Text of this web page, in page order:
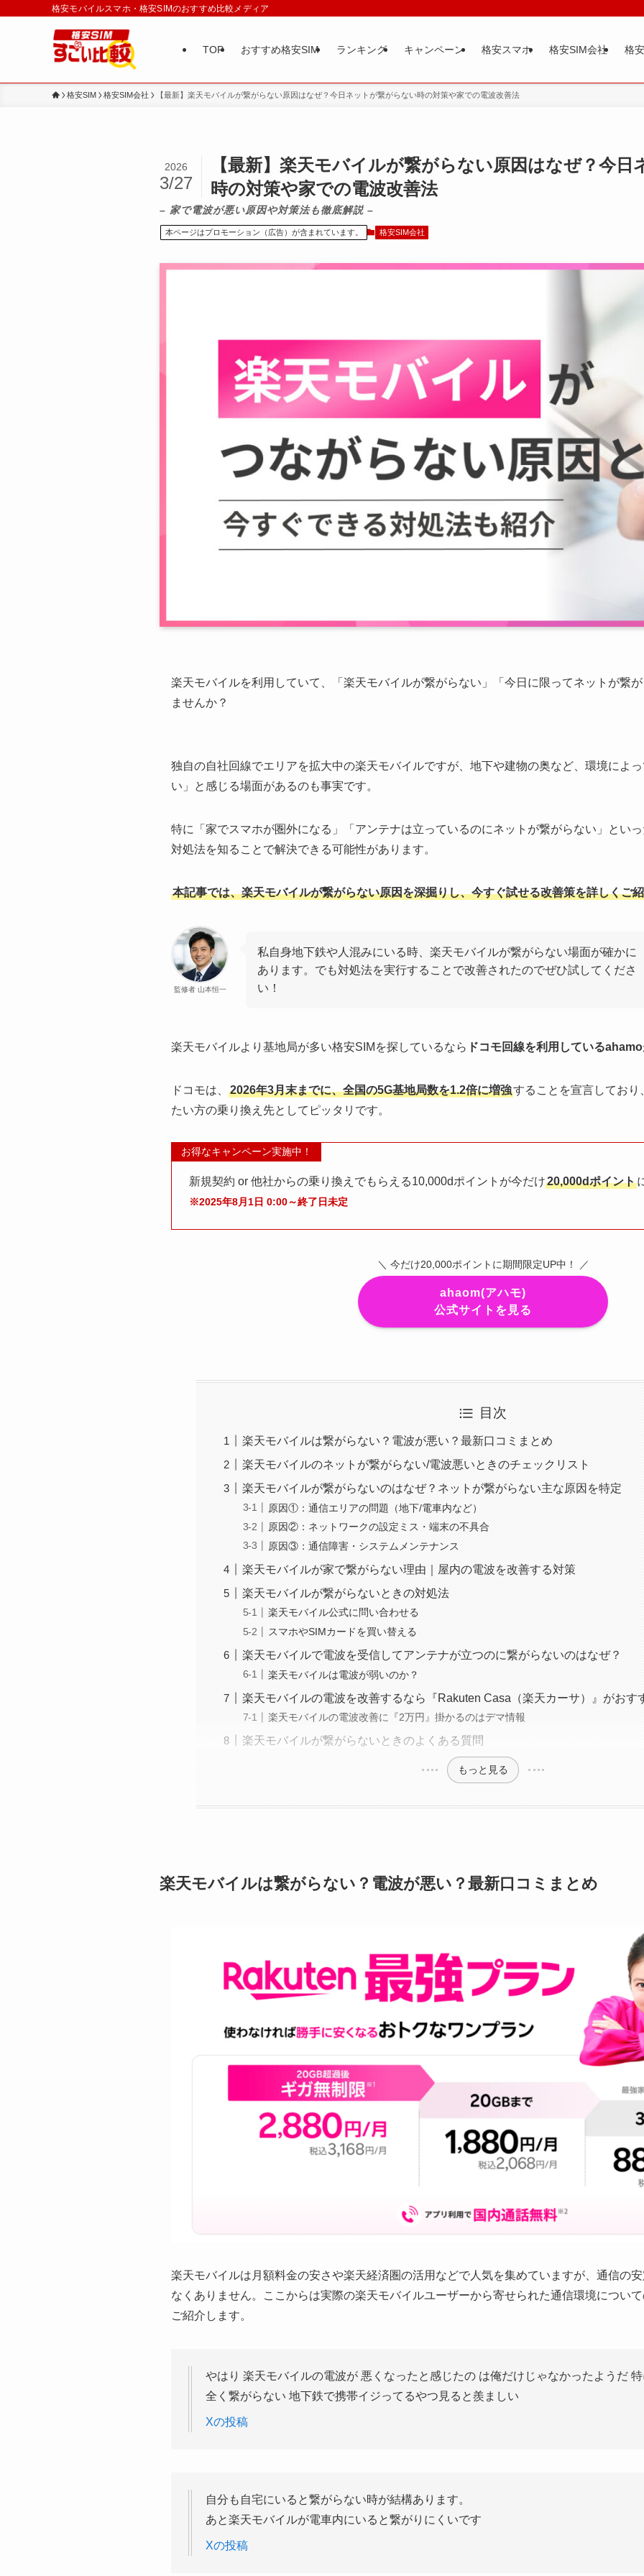
格安モバイルスマホ・格安SIMのおすすめ比較メディア
TOP おすすめ格安SIM ランキング キャンペーン 格安スマホ 格安SIM会社 格
格安SIM 格安SIM会社 【最新】楽天モバイルが繋がらない原因はなぜ？今日ネットが繋がらない時の対策や家での電波改善法
【最新】楽天モバイルが繋がらない原因はなぜ？今
時の対策や家での電波改善法
2026
3/27
– 家で電波が悪い原因や対策法も徹底解説 –
本ページはプロモーション（広告）が含まれています。 格安SIM会社
楽天モバイルを利用していて、「楽天モバイルが繋がらない」「今日に限ってネットが繋
ませんか？
独自の自社回線でエリアを拡大中の楽天モバイルですが、地下や建物の奥など、環境によ
い」と感じる場面があるのも事実です。
特に「家でスマホが圏外になる」「アンテナは立っているのにネットが繋がらない」とい
対処法を知ることで解決できる可能性があります。
本記事では、楽天モバイルが繋がらない原因を深掘りし、今すぐ試せる改善策を詳しくご
監修者 山本恒一
私自身地下鉄や人混みにいる時、楽天モバイルが繋がらない場面が確かに
あります。でも対処法を実行することで改善されたのでぜひ試してくださ
い！
楽天モバイルより基地局が多い格安SIMを探しているなら ドコモ回線を利用しているahamo
ドコモは、 2026年3月末までに、全国の5G基地局数を1.2倍に増強することを宣言してお
たい方の乗り換え先としてピッタリです。
お得なキャンペーン実施中！
新規契約 or 他社からの乗り換えでもらえる10,000dポイントが今だけ20,000dポイント
※2025年8月1日 0:00～終了日未定
＼ 今だけ20,000ポイントに期間限定UP中！ ／
ahaom(アハモ)
公式サイトを見る
目次
楽天モバイルは繋がらない？電波が悪い？最新口コミまとめ
楽天モバイルのネットが繋がらない/電波悪いときのチェックリスト
楽天モバイルが繋がらないのはなぜ？ネットが繋がらない主な原因を特定
原因①：通信エリアの問題（地下/電車内など）
原因②：ネットワークの設定ミス・端末の不具合
原因③：通信障害・システムメンテナンス
楽天モバイルが家で繋がらない理由｜屋内の電波を改善する対策
楽天モバイルが繋がらないときの対処法
楽天モバイル公式に問い合わせる
スマホやSIMカードを買い替える
楽天モバイルで電波を受信してアンテナが立つのに繋がらないのはなぜ？
楽天モバイルは電波が弱いのか？
楽天モバイルの電波を改善するなら『Rakuten Casa（楽天カーサ）』がおす
楽天モバイルの電波改善に『2万円』掛かるのはデマ情報
楽天モバイルが繋がらないときのよくある質問
もっと見る
楽天モバイルは繋がらない？電波が悪い？最新口コミまとめ
楽天モバイルは月額料金の安さや楽天経済圏の活用などで人気を集めていますが、通信の
なくありません。ここからは実際の楽天モバイルユーザーから寄せられた通信環境につい
ご紹介します。
やはり 楽天モバイルの電波が 悪くなったと感じたの は俺だけじゃなかったようだ
全く繋がらない 地下鉄で携帯イジってるやつ見ると羨ましい
Xの投稿
自分も自宅にいると繋がらない時が結構あります。
あと楽天モバイルが電車内にいると繋がりにくいです
Xの投稿